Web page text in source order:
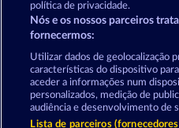
Empresa Perguntas
Enviar
política de privacidade.
Nós e os nossos parceiros
fornecermos:
Utilizar dados de geolocalização
características do dispositivo
aceder a informações num
personalizados, medição de
audiência e desenvolvimento de
Lista de parceiros